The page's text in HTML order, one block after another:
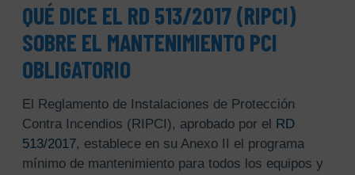
QUÉ DICE EL RD 513/2017 (RIPCI)
SOBRE EL MANTENIMIENTO PCI
OBLIGATORIO
El Reglamento de Instalaciones de Protección
Contra Incendios (RIPCI), aprobado por el RD
513/2017, establece en su Anexo II el programa
mínimo de mantenimiento para todos los equipos y